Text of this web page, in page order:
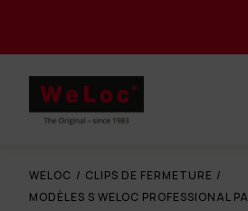
WELOC / CLIPS DE FERMETURE /
MODÈLES S WELOC PROFESSIONAL PA